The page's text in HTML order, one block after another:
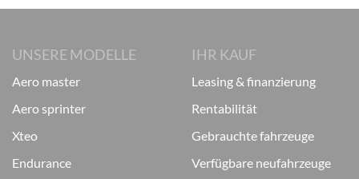
UNSERE MODELLE
aero master
aero sprinter
xteo
endurance
IHR KAUF
leasing & finanzierung
rentabilität
gebrauchte fahrzeuge
verfügbare neufahrzeuge